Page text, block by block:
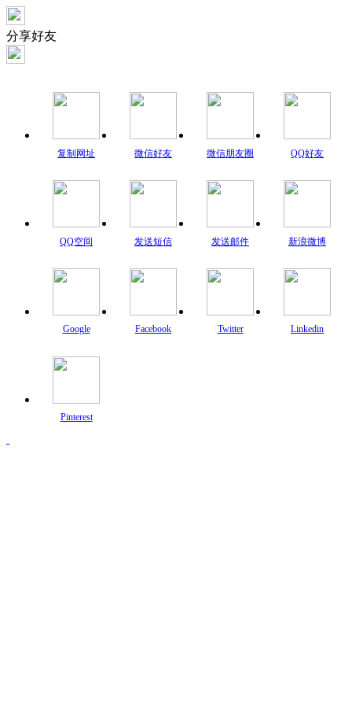
分享好友
复制网址 微信好友 微信朋友圈 QQ好友
QQ空间 发送短信 发送邮件 新浪微博
Google Facebook Twitter Linkedin
Pinterest